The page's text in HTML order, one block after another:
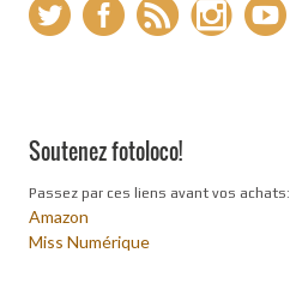
Soutenez fotoloco!
Passez par ces liens avant vos achats:
Amazon
Miss Numérique